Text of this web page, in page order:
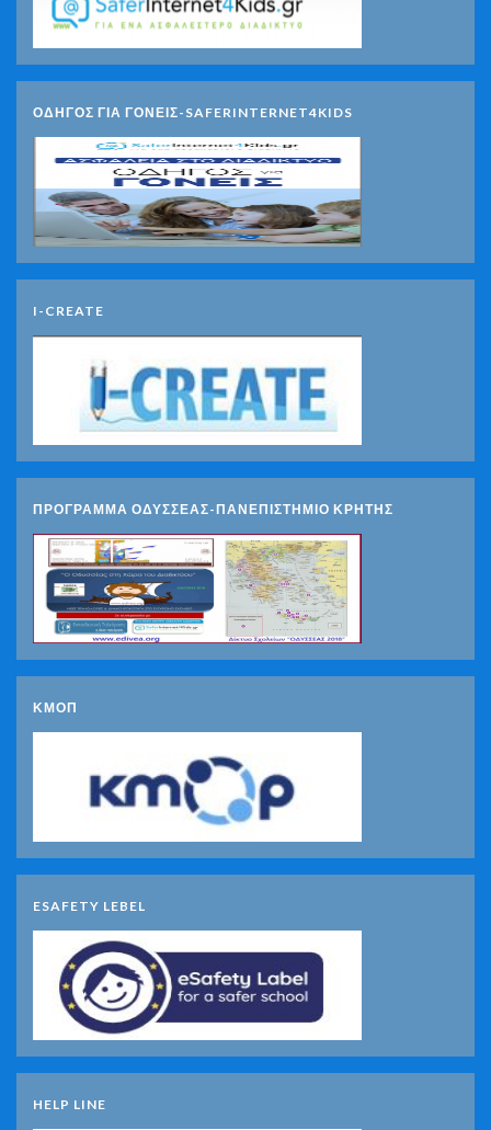
ΟΔΗΓΟΣ ΓΙΑ ΓΟΝΕΙΣ-SAFERINTERNET4KIDS
I-CREATE
ΠΡΟΓΡΑΜΜΑ ΟΔΥΣΣΕΑΣ-ΠΑΝΕΠΙΣΤΗΜΙΟ ΚΡΗΤΗΣ
ΚΜΟΠ
ESAFETY LEBEL
HELP LINE